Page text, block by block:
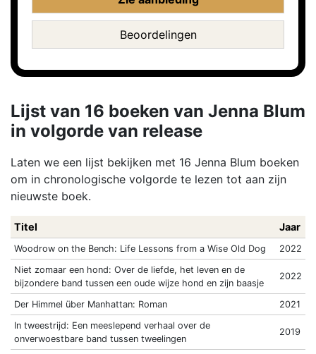
Beoordelingen
Lijst van 16 boeken van Jenna Blum
in volgorde van release
Laten we een lijst bekijken met 16 Jenna Blum boeken
om in chronologische volgorde te lezen tot aan zijn
nieuwste boek.
Titel Jaar
Woodrow on the Bench: Life Lessons from a Wise Old Dog
2022
Niet zomaar een hond: Over de liefde, het leven en de
bijzondere band tussen een oude wijze hond en zijn baasje
2022
Der Himmel über Manhattan: Roman
2021
In tweestrijd: Een meeslepend verhaal over de
onverwoestbare band tussen tweelingen
2019